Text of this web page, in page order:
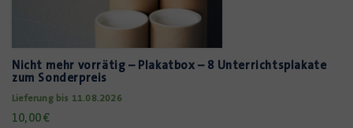
Nicht mehr vorrätig – Plakatbox – 8 Unterrichtsplakate
zum Sonderpreis
Lieferung bis 11.08.2026
10,00€